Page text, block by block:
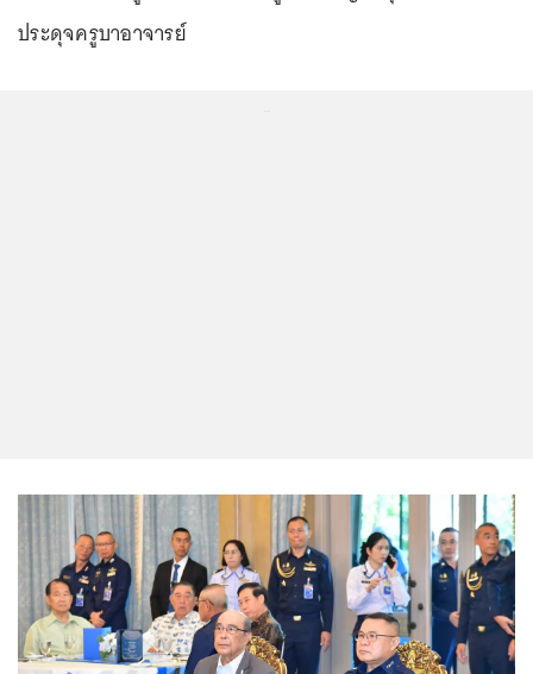
ประดุจครูบาอาจารย์